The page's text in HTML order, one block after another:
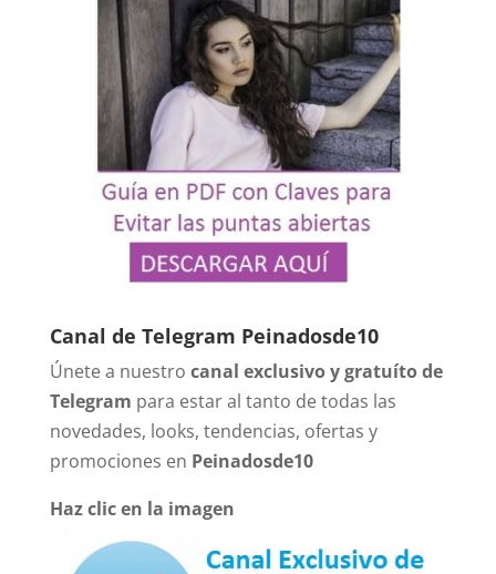
Canal de Telegram Peinadosde10
Únete a nuestro canal exclusivo y gratuíto de
Telegram para estar al tanto de todas las
novedades, looks, tendencias, ofertas y
promociones en Peinadosde10
Haz clic en la imagen